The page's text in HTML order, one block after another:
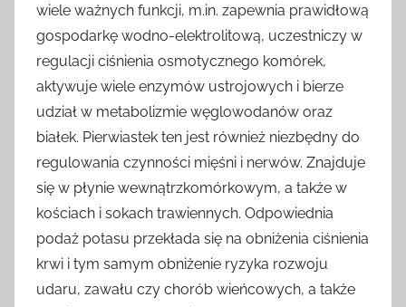
wiele ważnych funkcji, m.in. zapewnia prawidłową
gospodarkę wodno-elektrolitową, uczestniczy w
regulacji ciśnienia osmotycznego komórek,
aktywuje wiele enzymów ustrojowych i bierze
udział w metabolizmie węglowodanów oraz
białek. Pierwiastek ten jest również niezbędny do
regulowania czynności mięśni i nerwów. Znajduje
się w płynie wewnątrzkomórkowym, a także w
kościach i sokach trawiennych. Odpowiednia
podaż potasu przekłada się na obniżenia ciśnienia
krwi i tym samym obniżenie ryzyka rozwoju
udaru, zawału czy chorób wieńcowych, a także